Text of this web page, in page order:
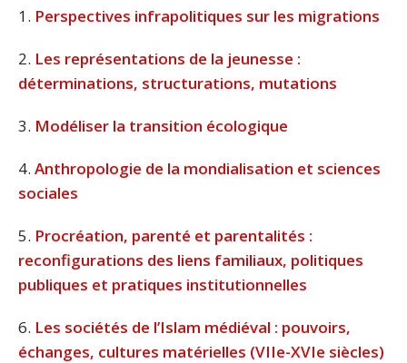
1. Perspectives infrapolitiques sur les migrations
2. Les représentations de la jeunesse :
déterminations, structurations, mutations
3. Modéliser la transition écologique
4. Anthropologie de la mondialisation et sciences
sociales
5. Procréation, parenté et parentalités :
reconfigurations des liens familiaux, politiques
publiques et pratiques institutionnelles
6. Les sociétés de l’Islam médiéval : pouvoirs,
échanges, cultures matérielles (VIIe-XVIe siècles)